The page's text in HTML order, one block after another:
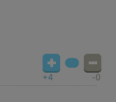
+4 -0